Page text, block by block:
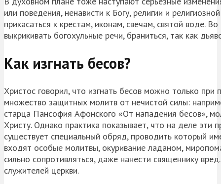
или поведения, ненависти к Богу, религии и
прикасаться к крестам, иконам, свечам, святой воде.
выкрикивать богохульные речи, браниться, так как
Как изгнать бесов?
Христос говорил, что изгнать бесов можно только
множество защитных молитв от нечистой силы:
старца Пансофия Афонского «От нападения бесов»,
Христу. Однако практика показывает, что на деле эти
существует специальный обряд, проводить который
входят особые молитвы, окуривание ладаном,
сильно сопротивляться, даже нанести священнику
служителей церкви.